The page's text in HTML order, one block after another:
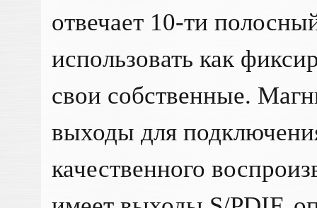
отвечает 10-ти
использовать как
свои собственные.
выходы для
качественного